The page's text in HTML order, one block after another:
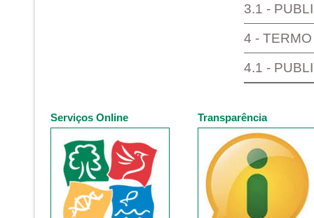
3.1 -
4 -
4.1 -
Serviços Online Transparência